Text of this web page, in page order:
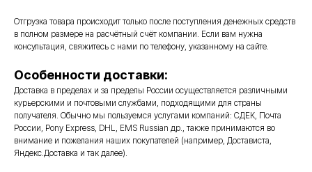
Отгрузка товара происходит только после поступления денежных средств
в полном размере на расчётный счёт компании. Если вам нужна
консультация, свяжитесь с нами по телефону, указанному на сайте.
Особенности доставки:
Доставка в пределах и за пределы России осуществляется различными
курьерскими и почтовыми службами, подходящими для страны
получателя. Обычно мы пользуемся услугами компаний: СДЕК, Почта
России, Pony Express, DHL, EMS Russian др., также принимаются во
внимание и пожелания наших покупателей (например, Достависта,
Яндекс.Доставка и так далее).